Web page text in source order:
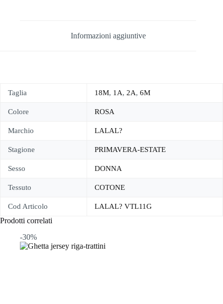
Informazioni aggiuntive
Taglia 18M, 1A, 2A, 6M
Colore ROSA
Marchio LALAL?
Stagione PRIMAVERA-ESTATE
Sesso DONNA
Tessuto COTONE
Cod Articolo LALAL? VTL11G
Prodotti correlati
-30%